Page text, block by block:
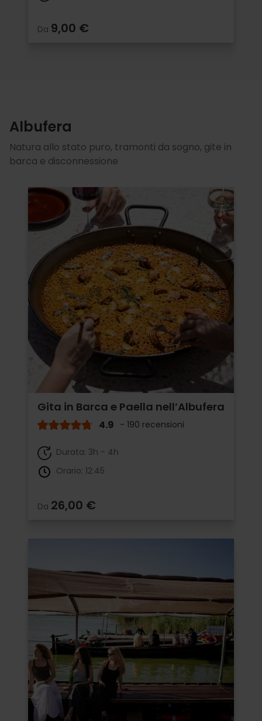
Da 9,00 €
Albufera
Natura allo stato puro, tramonti da sogno, gite in
barca e disconnessione
Gita in Barca e Paella nell’Albufera
4.9 - 190 recensioni
Durata: 3h - 4h
Orario: 12:45
Da 26,00 €